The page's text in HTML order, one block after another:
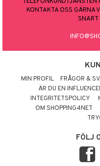
KONTAKTA OSS GÄRNA
SNART
MIN PROFIL FRÅGOR &
ÄR DU EN
INTEGRITETSPOLICY
OM SHOPPING4NET
FÖLJ